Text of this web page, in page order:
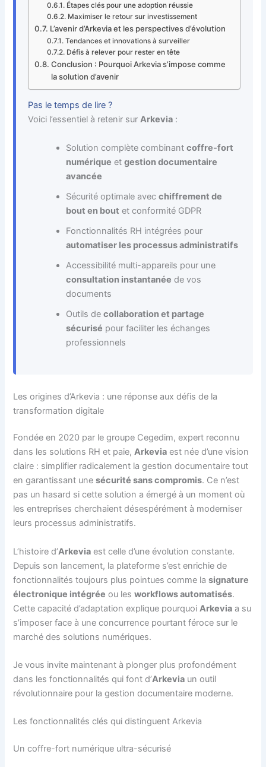
Étapes clés pour une adoption réussie
Maximiser le retour sur investissement
L’avenir d’Arkevia et les perspectives d’évolution
Tendances et innovations à surveiller
Défis à relever pour rester en tête
Conclusion : Pourquoi Arkevia s’impose comme
la solution d’avenir
Pas le temps de lire ?
Voici l’essentiel à retenir surArkevia :
Solution complète combinantcoffre-fort
numérique etgestion documentaire
avancée
Sécurité optimale avecchiffrement de
bout en bout et conformité GDPR
Fonctionnalités RH intégrées pour
automatiser les processus administratifs
Accessibilité multi-appareils pour une
consultation instantanée de vos
documents
Outils decollaboration et partage
sécurisé pour faciliter les échanges
professionnels
Les origines d’Arkevia : une réponse aux défis de la
transformation digitale
Fondée en 2020 par le groupe Cegedim, expert reconnu
dans les solutions RH et paie,Arkevia est née d’une vision
claire : simplifier radicalement la gestion documentaire tout
en garantissant unesécurité sans compromis. Ce n’est
pas un hasard si cette solution a émergé à un moment où
les entreprises cherchaient désespérément à moderniser
leurs processus administratifs.
L’histoire d’Arkevia est celle d’une évolution constante.
Depuis son lancement, la plateforme s’est enrichie de
fonctionnalités toujours plus pointues comme lasignature
électronique intégrée ou lesworkflows automatisés.
Cette capacité d’adaptation explique pourquoiArkevia a su
s’imposer face à une concurrence pourtant féroce sur le
marché des solutions numériques.
Je vous invite maintenant à plonger plus profondément
dans les fonctionnalités qui font d’Arkevia un outil
révolutionnaire pour la gestion documentaire moderne.
Les fonctionnalités clés qui distinguent Arkevia
Un coffre-fort numérique ultra-sécurisé